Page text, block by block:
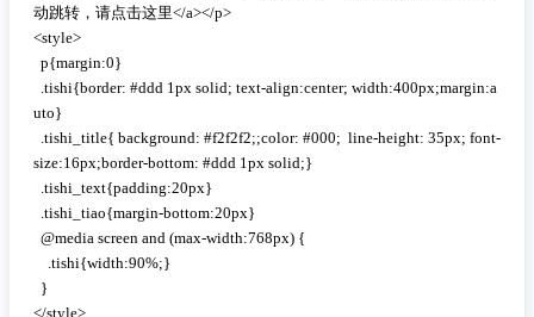
动跳转，请点击这里</a></p>
<style>
uto}
size:16px;border-bottom: #ddd 1px solid;}
</style>